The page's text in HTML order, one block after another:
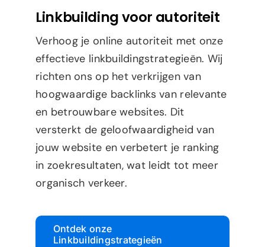
Linkbuilding voor autoriteit
Verhoog je online autoriteit met onze
effectieve linkbuildingstrategieën. Wij
richten ons op het verkrijgen van
hoogwaardige backlinks van relevante
en betrouwbare websites. Dit
versterkt de geloofwaardigheid van
jouw website en verbetert je ranking
in zoekresultaten, wat leidt tot meer
organisch verkeer.
Ontdek onze
Linkbuildingstrategieën